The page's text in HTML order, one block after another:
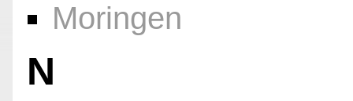
Moringen
N